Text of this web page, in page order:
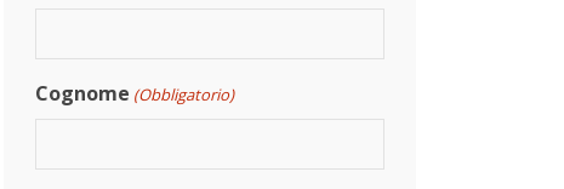
Cognome (Obbligatorio)